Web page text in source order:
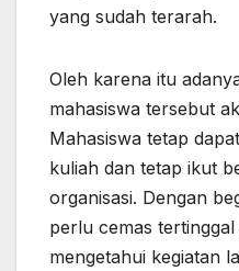
yang sudah terarah.
Oleh karena itu
mahasiswa tersebut
Mahasiswa tetap
kuliah dan tetap ikut
organisasi. Dengan
perlu cemas
mengetahui kegiatan